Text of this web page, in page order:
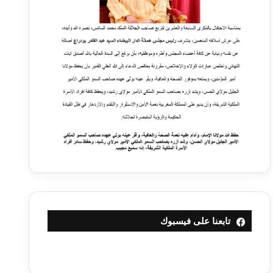
تابعنا على فيسبوك